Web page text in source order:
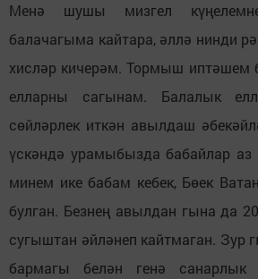
Менә шушы мизгел
балачагыма кайтара, әллә нинди
хисләр кичерәм. Тормыш иптәшем
елларны сагынам. Балалык
сөйләрлек иткән авылдаш
үскәндә урамыбызда бабайлар аз
минем ике бабам кебек, Бөек
булган. Безнең авылдан гына да
сугыштан әйләнеп кайтмаган. Зур
бармагы белән генә